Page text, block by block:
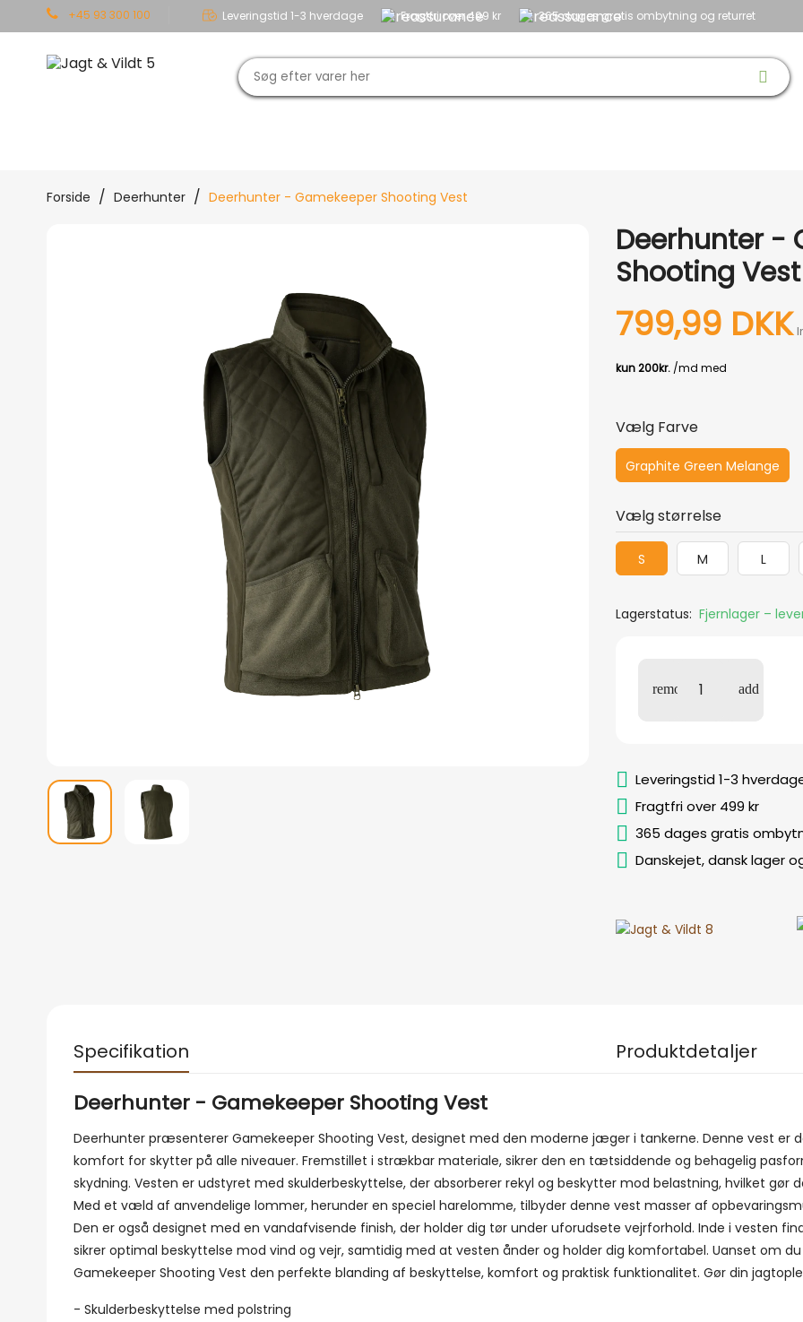
+45 93 300 100 Leveringstid 1-3 hverdage Fragtfri over 499 kr 365 dages gratis ombytning og returret
Forside Deerhunter Deerhunter - Gamekeeper Shooting Vest
Deerhunter -
Shooting Vest
799,99 DKK
Vælg Farve
Graphite Green Melange
Vælg størrelse
S M L
Lagerstatus: Fjernlager –
Leveringstid 1-3
Fragtfri over 499 kr
365 dages gratis
Danskejet, dansk lager
Specifikation Produktdetaljer
Deerhunter - Gamekeeper Shooting Vest
Deerhunter præsenterer Gamekeeper Shooting Vest, designet med den moderne jæger i tankerne. Denne vest
komfort for skytter på alle niveauer. Fremstillet i strækbar materiale, sikrer den en tætsiddende og behagelig
skydning. Vesten er udstyret med skulderbeskyttelse, der absorberer rekyl og beskytter mod belastning, hvilket gør
Med et væld af anvendelige lommer, herunder en speciel harelomme, tilbyder denne vest masser af
Den er også designet med en vandafvisende finish, der holder dig tør under uforudsete vejrforhold. Inde i vesten
sikrer optimal beskyttelse mod vind og vejr, samtidig med at vesten ånder og holder dig komfortabel. Uanset om
Gamekeeper Shooting Vest den perfekte blanding af beskyttelse, komfort og praktisk funktionalitet. Gør din
- Skulderbeskyttelse med polstring